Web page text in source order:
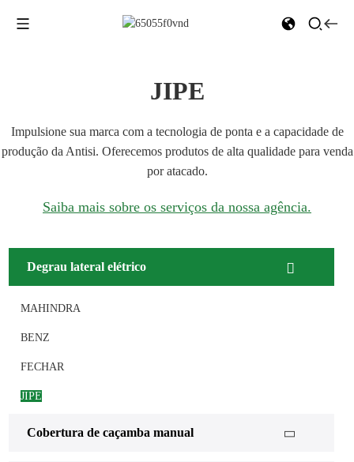
JIPE
Impulsione sua marca com a tecnologia de ponta e a capacidade de
produção da Antisi. Oferecemos produtos de alta qualidade para venda
por atacado.
Saiba mais sobre os serviços da nossa agência.
Degrau lateral elétrico
MAHINDRA
BENZ
FECHAR
JIPE
FORD
Cobertura de caçamba manual